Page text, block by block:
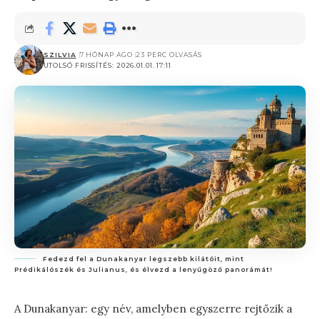
UTOLSÓ FRISSÍTÉS: 2026.01.01. 17:11
SZILVIA 7 HÓNAP AGO 23 PERC OLVASÁS
Fedezd fel a Dunakanyar legszebb kilátóit, mint
Prédikálószék és Julianus, és élvezd a lenyűgöző panorámát!
A Dunakanyar: egy név, amelyben egyszerre rejtőzik a